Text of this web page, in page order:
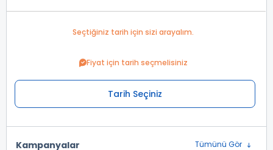
Seçtiğiniz tarih için sizi arayalım.
Fiyat için tarih seçmelisiniz
Tarih Seçiniz
Kampanyalar Tümünü Gör